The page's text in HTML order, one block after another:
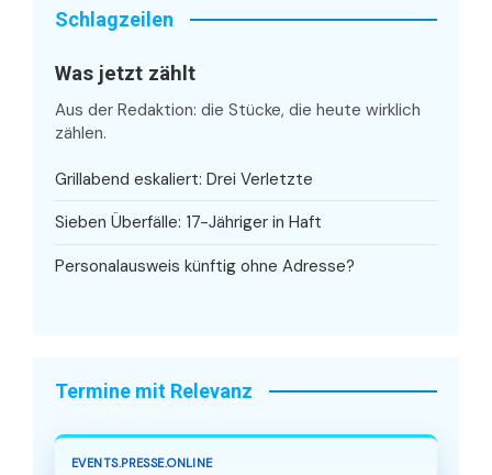
Schlagzeilen
Was jetzt zählt
Aus der Redaktion: die Stücke, die heute wirklich
zählen.
Grillabend eskaliert: Drei Verletzte
Sieben Überfälle: 17-Jähriger in Haft
Personalausweis künftig ohne Adresse?
Termine mit Relevanz
EVENTS.PRESSE.ONLINE